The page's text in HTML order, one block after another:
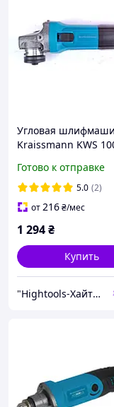
Угловая
Kraissmann KWS
Готово к отправке
5.0 (2)
от216₴/мес
1 294₴
Купить
"Hightools-Хайтулс" Интернет-магазин инструмента